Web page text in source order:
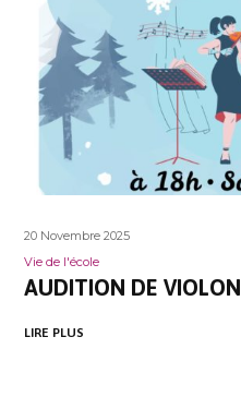
20 Novembre 2025
Vie de l'école
AUDITION DE VIOLON
LIRE PLUS